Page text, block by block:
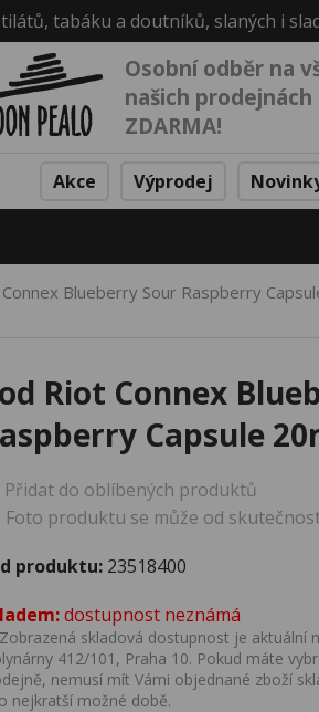
tabáku a doutníků, slaných i
Osobní odběr na
našich prodejnách
ZDARMA!
Akce Výprodej
Blueberry Sour Raspberry
Riot Connex
Capsule
Přidat do oblíbených produktů
Foto produktu se může od
produktu: 23518400
dostupnost neznámá
Zobrazená skladová dostupnost je aktuální
412/101, Praha 10. Pokud máte
nemusí mít Vámi objednané zboží
nejkratší možné době.